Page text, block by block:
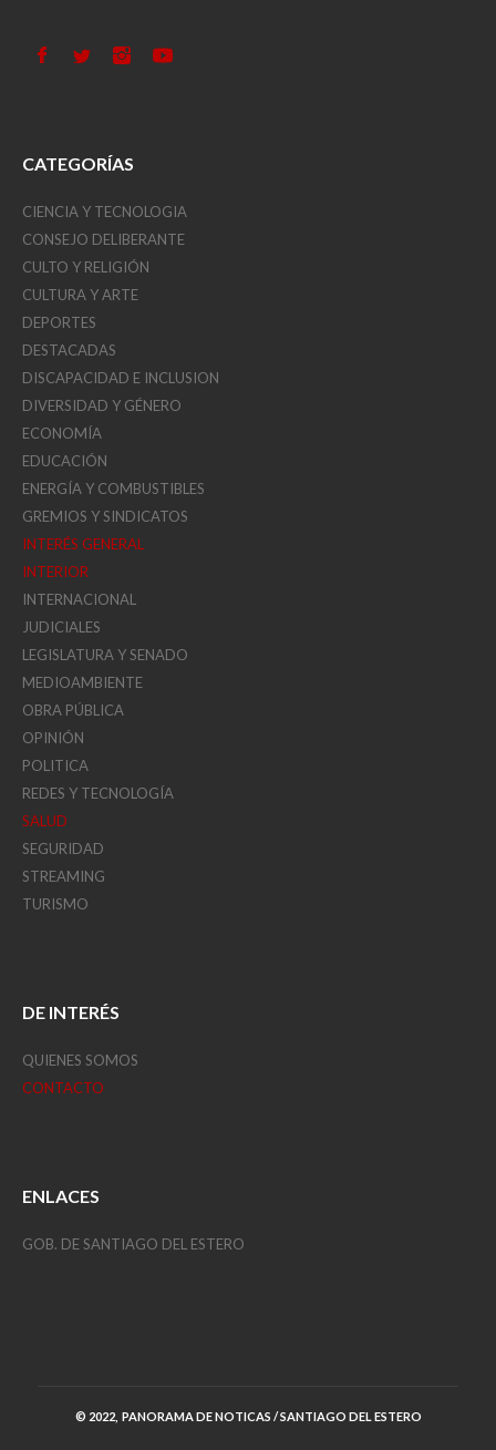
CATEGORÍAS
CIENCIA Y TECNOLOGIA
CONSEJO DELIBERANTE
CULTO Y RELIGIÓN
CULTURA Y ARTE
DEPORTES
DESTACADAS
DISCAPACIDAD E INCLUSION
DIVERSIDAD Y GÉNERO
ECONOMÍA
EDUCACIÓN
ENERGÍA Y COMBUSTIBLES
GREMIOS Y SINDICATOS
INTERÉS GENERAL
INTERIOR
INTERNACIONAL
JUDICIALES
LEGISLATURA Y SENADO
MEDIOAMBIENTE
OBRA PÚBLICA
OPINIÓN
POLITICA
REDES Y TECNOLOGÍA
SALUD
SEGURIDAD
STREAMING
TURISMO
DE INTERÉS
QUIENES SOMOS
CONTACTO
ENLACES
GOB. DE SANTIAGO DEL ESTERO
© 2022, PANORAMA DE NOTICAS / SANTIAGO DEL ESTERO